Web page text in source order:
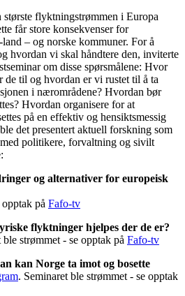
flyktningstrømmen i Europa
får store konsekvenser for
– og norske kommuner. For å
hvordan vi skal håndtere den, inviterte
om disse spørsmålene: Hvor
de til og hvordan er vi rustet til å ta
i nærområdene? Hvordan bør
Hvordan organisere for at
på en effektiv og hensiktsmessig
det presentert aktuell forskning som
politikere, forvaltning og sivilt
og alternativer for europeisk
på Fafo-tv
flyktninger hjelpes der de er?
ble strømmet - se opptak på Fafo-tv
kan Norge ta imot og bosette
. Seminaret ble strømmet - se opptak